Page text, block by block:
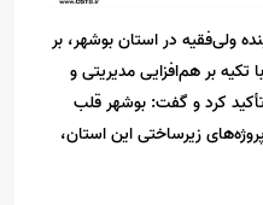
ولی‌فقیه در استان بوشهر، بر
بر هم‌افزایی مدیریتی و
کرد و گفت: بوشهر قلب
زیرساختی این استان،